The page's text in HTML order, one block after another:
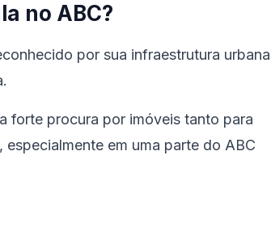
no ABC?
por sua infraestrutura urbana
forte procura por imóveis tanto para
em uma parte do ABC